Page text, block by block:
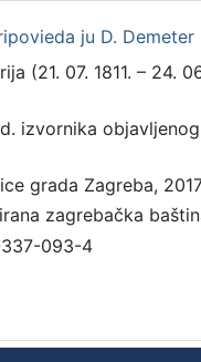
ju D. Demeter
(21. 07. 1811. – 24.
izvornika objavljenog
grada Zagreba,
zagrebačka
093-4